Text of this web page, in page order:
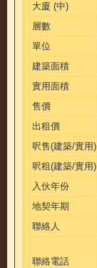
大廈 (中)
層數
單位
建築面積
實用面積
售價
出租價
呎售(建築/實用)
呎租(建築/實用)
入伙年份
地契年期
聯絡人
聯絡電話